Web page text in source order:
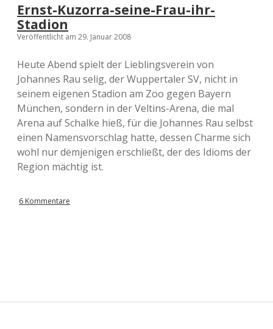
Ernst-Kuzorra-seine-Frau-ihr-
Stadion
Veröffentlicht am 29. Januar 2008
Heute Abend spielt der Lieblingsverein von
Johannes Rau selig, der Wuppertaler SV, nicht in
seinem eigenen Stadion am Zoo gegen Bayern
München, sondern in der Veltins-Arena, die mal
Arena auf Schalke hieß, für die Johannes Rau selbst
einen Namensvorschlag hatte, dessen Charme sich
wohl nur demjenigen erschließt, der des Idioms der
Region mächtig ist.
6 Kommentare